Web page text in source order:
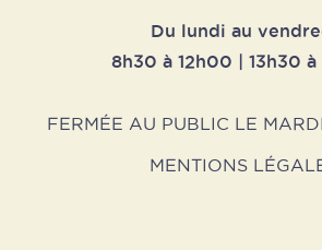
Du lundi au
8h30 à 12h00 | 13h30 à
FERMÉE AU PUBLIC LE
MENTIONS